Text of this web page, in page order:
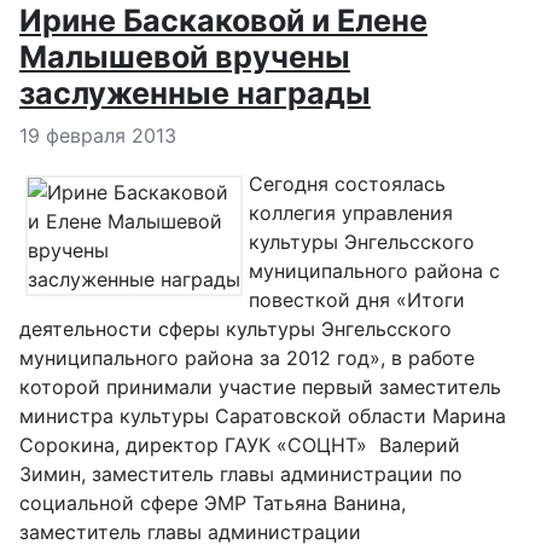
Ирине Баскаковой и Елене
Малышевой вручены
заслуженные награды
Информация о материале
19 февраля 2013
Сегодня состоялась
коллегия управления
культуры Энгельсского
муниципального района с
повесткой дня «Итоги
деятельности сферы культуры Энгельсского
муниципального района за 2012 год», в работе
которой принимали участие первый заместитель
министра культуры Саратовской области Марина
Сорокина, директор ГАУК «СОЦНТ» Валерий
Зимин, заместитель главы администрации по
социальной сфере ЭМР Татьяна Ванина,
заместитель главы администрации